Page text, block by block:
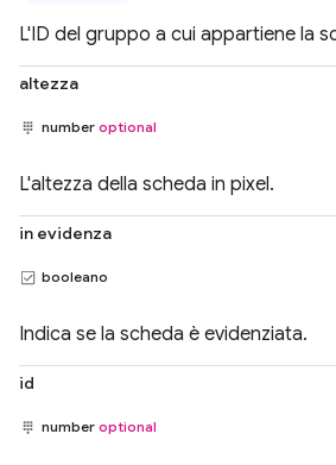
L'ID del gruppo a cui appartiene la
altezza
number optional
L'altezza della scheda in pixel.
in evidenza
booleano
Indica se la scheda è evidenziata.
id
number optional